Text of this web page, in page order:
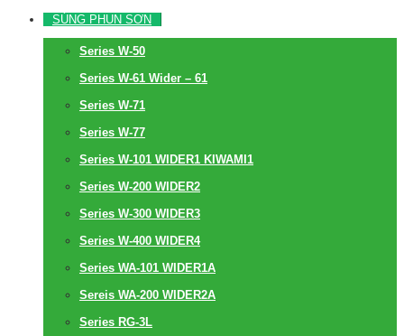
SÚNG PHUN SƠN
Series W-50
Series W-61 Wider – 61
Series W-71
Series W-77
Series W-101 WIDER1 KIWAMI1
Series W-200 WIDER2
Series W-300 WIDER3
Series W-400 WIDER4
Series WA-101 WIDER1A
Sereis WA-200 WIDER2A
Series RG-3L